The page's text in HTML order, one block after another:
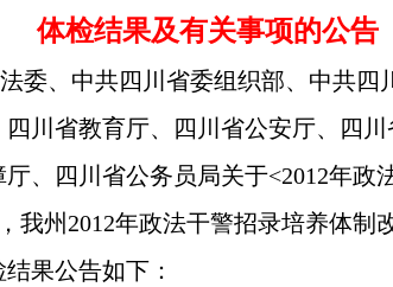
体检结果及有关事项的公告
委、中共四川省委组织部、中共四
川省教育厅、四川省公安厅、四川
、四川省公务员局关于<2012年政
我州2012年政法干警招录培养体制
果公告如下：